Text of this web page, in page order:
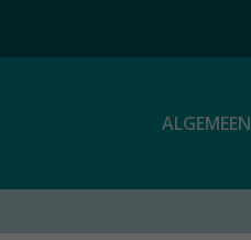
ALGEMEEN